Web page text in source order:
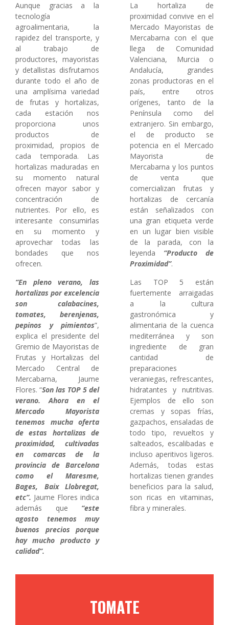
Aunque gracias a la
tecnología
agroalimentaria, la
rapidez del transporte, y
al trabajo de
productores, mayoristas
y detallistas disfrutamos
durante todo el año de
una amplísima variedad
de frutas y hortalizas,
cada estación nos
proporciona unos
productos de
proximidad, propios de
cada temporada. Las
hortalizas maduradas en
su momento natural
ofrecen mayor sabor y
concentración de
nutrientes. Por ello, es
interesante consumirlas
en su momento y
aprovechar todas las
bondades que nos
ofrecen.
“En pleno verano, las
hortalizas por excelencia
son calabacines,
tomates, berenjenas,
pepinos y pimientos”,
explica el presidente del
Gremio de Mayoristas de
Frutas y Hortalizas del
Mercado Central de
Mercabarna, Jaume
Flores. “Son las TOP 5 del
verano. Ahora en el
Mercado Mayorista
tenemos mucha oferta
de estas hortalizas de
proximidad, cultivadas
en comarcas de la
provincia de Barcelona
como el Maresme,
Bages, Baix Llobregat,
etc”. Jaume Flores indica
además que “este
agosto tenemos muy
buenos precios porque
hay mucho producto y
calidad”.
La hortaliza de
proximidad convive en el
Mercado Mayoristas de
Mercabarna con el que
llega de Comunidad
Valenciana, Murcia o
Andalucía, grandes
zonas productoras en el
país, entre otros
orígenes, tanto de la
Península como del
extranjero. Sin embargo,
el de producto se
potencia en el Mercado
Mayorista de
Mercabarna y los puntos
de venta que
comercializan frutas y
hortalizas de cercanía
están señalizados con
una gran etiqueta verde
en un lugar bien visible
de la parada, con la
leyenda “Producto de
Proximidad”.
Las TOP 5 están
fuertemente arraigadas
a la cultura
gastronómica y
alimentaria de la cuenca
mediterránea y son
ingrediente de gran
cantidad de
preparaciones
veraniegas, refrescantes,
hidratantes y nutritivas.
Ejemplos de ello son
cremas y sopas frías,
gazpachos, ensaladas de
todo tipo, revueltos y
salteados, escalibadas e
incluso aperitivos ligeros.
Además, todas estas
hortalizas tienen grandes
beneficios para la salud,
son ricas en vitaminas,
fibra y minerales.
TOMATE